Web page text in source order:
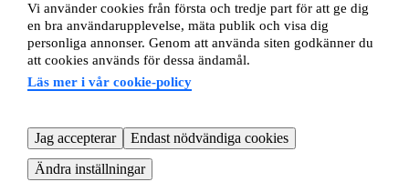
Vi använder cookies från första och tredje part för att ge dig
en bra användarupplevelse, mäta publik och visa dig
personliga annonser. Genom att använda siten godkänner du
att cookies används för dessa ändamål.
Läs mer i vår cookie-policy
Jag accepterar
Endast nödvändiga cookies
Ändra inställningar
Kom igång
Kom igång gratisSök annonser Logga in
Läs mer
Nyheter och tipsBytesansökan
Om lägenhetsbyte.se
Kundtjänst
Hjälp
08-22 00 90E-post:info@lagenhetsbyte.se